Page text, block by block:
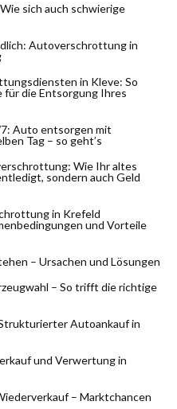
sich auch schwierige
Autoverschrottung in
in Kleve: So
für die Entsorgung Ihres
Auto entsorgen mit
Tag – so geht’s
Wie Ihr altes
sondern auch Geld
in Krefeld
und Vorteile
– Ursachen und Lösungen
– So trifft die richtige
Autoankauf in
und Verwertung in
– Marktchancen